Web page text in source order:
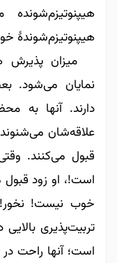
هیپنوتیزم‌شوندۀ
میزان پذیرش
نمایان می‌شود.
دارند. آنها به
علاقه‌شان
قبول می‌کنند.
است!، او زود قبول
خوب نیست!
تربیت‌پذیری
است؛ آنها راحت در